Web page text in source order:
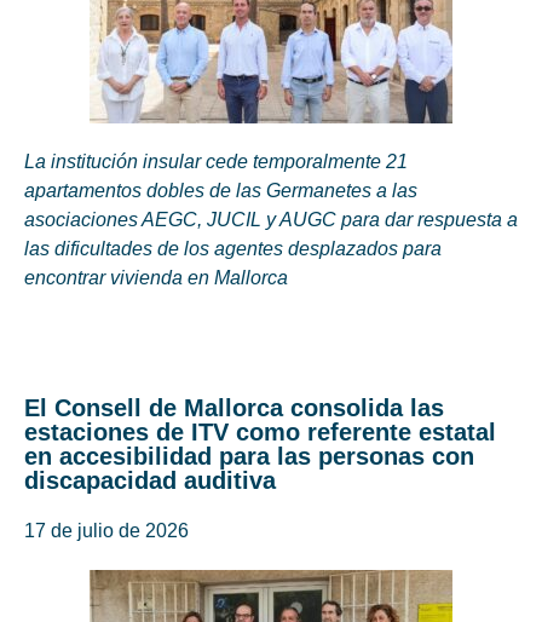
La institución insular cede temporalmente 21
apartamentos dobles de las Germanetes a las
asociaciones AEGC, JUCIL y AUGC para dar respuesta a
las dificultades de los agentes desplazados para
encontrar vivienda en Mallorca
El Consell de Mallorca consolida las
estaciones de ITV como referente estatal
en accesibilidad para las personas con
discapacidad auditiva
17 de julio de 2026